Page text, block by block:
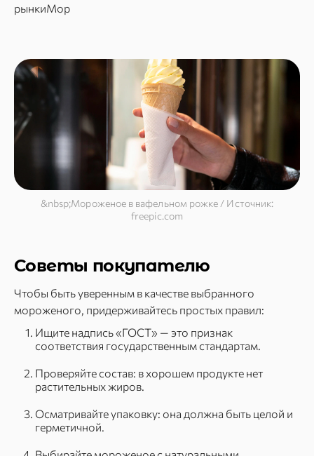
рынкиМор
&nbsp;Мороженое в вафельном рожке / Источник:
freepic.com
Советы покупателю
Чтобы быть уверенным в качестве выбранного
мороженого, придерживайтесь простых правил:
Ищите надпись «ГОСТ» — это признак
соответствия государственным стандартам.
Проверяйте состав: в хорошем продукте нет
растительных жиров.
Осматривайте упаковку: она должна быть целой и
герметичной.